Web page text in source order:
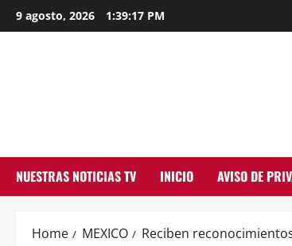
Skip
to
9 agosto, 2026 1:39:18 PM
NUESTRAS NOTICIAS TV INICIO AVISO DE
Home MEXICO Reciben